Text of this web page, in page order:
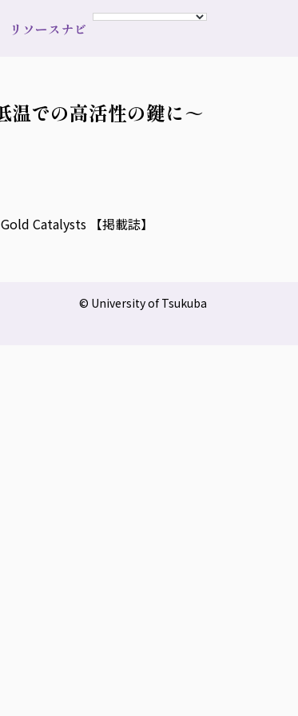
リソースナビ
での高活性の鍵に～
Catalysts 【掲載誌】
© University of Tsukuba